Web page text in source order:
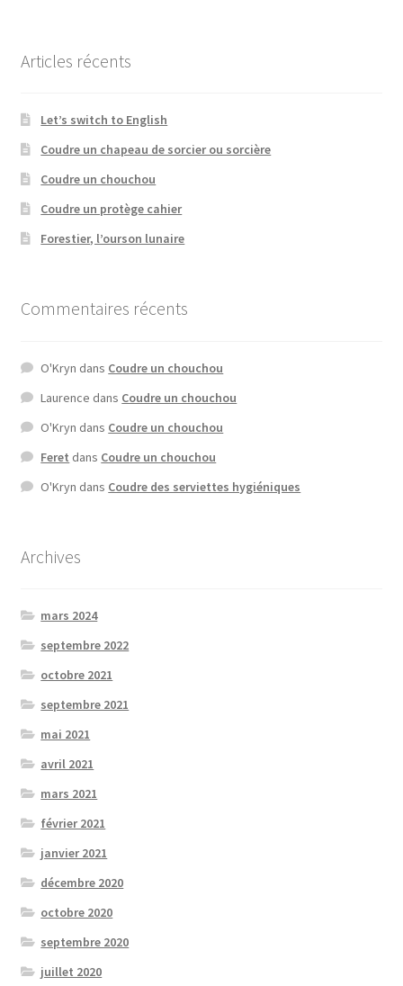
Articles récents
Let’s switch to English
Coudre un chapeau de sorcier ou sorcière
Coudre un chouchou
Coudre un protège cahier
Forestier, l’ourson lunaire
Commentaires récents
O'Kryn dans Coudre un chouchou
Laurence dans Coudre un chouchou
O'Kryn dans Coudre un chouchou
Feret dans Coudre un chouchou
O'Kryn dans Coudre des serviettes hygiéniques
Archives
mars 2024
septembre 2022
octobre 2021
septembre 2021
mai 2021
avril 2021
mars 2021
février 2021
janvier 2021
décembre 2020
octobre 2020
septembre 2020
juillet 2020